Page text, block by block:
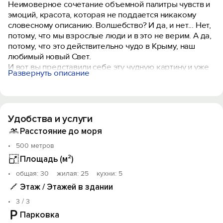
Неимоверное сочетание объемной палитры чувств и
эмоций, красота, которая не поддается никакому
словесному описанию. Волшебство? И да, и нет... Нет,
потому, что мы взрослые люди и в это не верим. А да,
потому, что это действительно чудо в Крыму, наш
любимый новый Свет.
И вот вы представили себе эту чудную картину и уже
желаете ее увидеть. Но остается второе... Как, что,
а
вы, лениво стоя у кромки, и попивая ледяной напиток,
И что же для этого нужно? Всего лишь желание! Вы
приезжаете в Крым, в Новый Свет и мы, со своей
стороны, можем предложить вам вариант проживания
в этом замечательном месте.
У вас есть возможность забронировать номер в
нашем маленьком, уютном, на три номера, гостевом
доме «Сокол» .
Развернуть описание
Удобства и услуги
Расстояние до моря
500 метров
Площадь (м²)
oбщая: 30 жилая: 25 кухни: 5
Этаж / Этажей в здании
3 / 3
Парковка